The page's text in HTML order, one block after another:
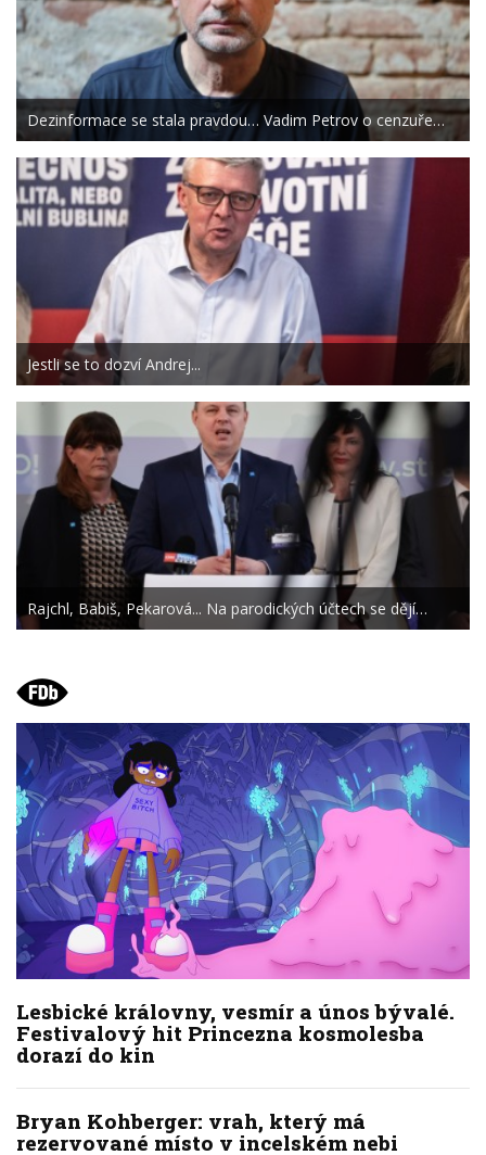
Dezinformace se stala pravdou… Vadim Petrov o cenzuře…
Jestli se to dozví Andrej...
Rajchl, Babiš, Pekarová... Na parodických účtech se dějí…
Lesbické královny, vesmír a únos bývalé.
Festivalový hit Princezna kosmolesba
dorazí do kin
Bryan Kohberger: vrah, který má
rezervované místo v incelském nebi